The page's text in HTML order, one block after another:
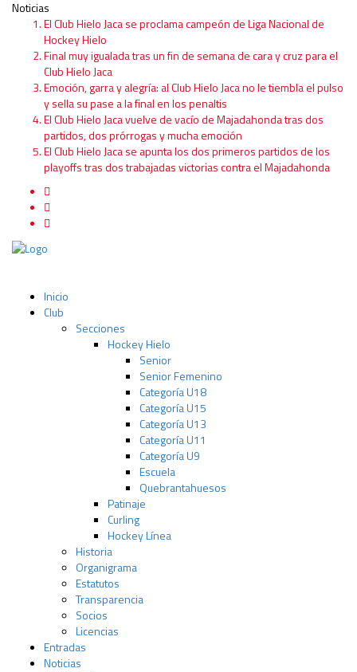
Noticias
El Club Hielo Jaca se proclama campeón de Liga Nacional de
Hockey Hielo
Final muy igualada tras un fin de semana de cara y cruz para el
Club Hielo Jaca
Emoción, garra y alegría: al Club Hielo Jaca no le tiembla el pulso
y sella su pase a la final en los penaltis
El Club Hielo Jaca vuelve de vacío de Majadahonda tras dos
partidos, dos prórrogas y mucha emoción
El Club Hielo Jaca se apunta los dos primeros partidos de los
playoffs tras dos trabajadas victorias contra el Majadahonda
Inicio
Club
Secciones
Hockey Hielo
Senior
Senior Femenino
Categoría U18
Categoría U15
Categoría U13
Categoría U11
Categoría U9
Escuela
Quebrantahuesos
Patinaje
Curling
Hockey Línea
Historia
Organigrama
Estatutos
Transparencia
Socios
Licencias
Entradas
Noticias